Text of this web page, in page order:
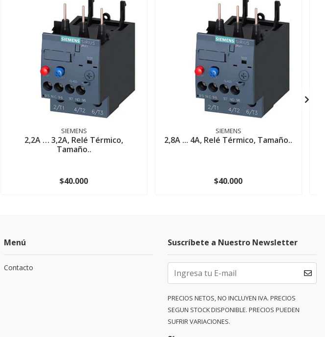
SIEMENS
2,2A … 3,2A, Relé Térmico,
Tamaño..
$40.000
SIEMENS
2,8A ... 4A, Relé Térmico, Tamaño..
$40.000
Menú
Contacto
Suscríbete a Nuestro Newsletter
PRECIOS NETOS, NO INCLUYEN IVA. PRECIOS
SEGUN STOCK DISPONIBLE. PRECIOS PUEDEN
SUFRIR VARIACIONES.